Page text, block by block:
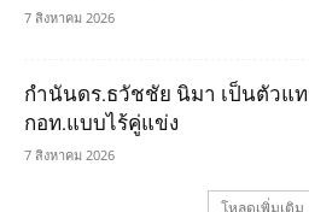
7 สิงหาคม 2026
กำนันดร.ธวัชชัย นิมา เป็นตัวแ
กอท.แบบไร้คู่แข่ง
7 สิงหาคม 2026